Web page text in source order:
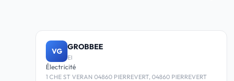
VG GROBBEE
EI
Électricité
1 CHE ST VERAN 04860 PIERREVERT, 04860 PIERREVERT